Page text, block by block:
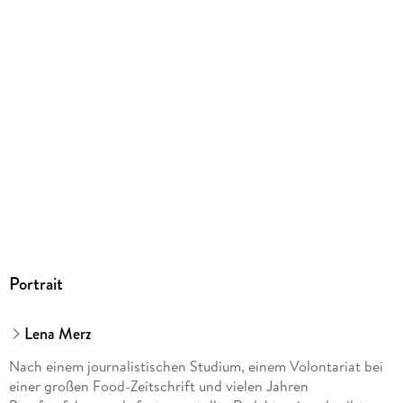
Portrait
Lena Merz
Nach einem journalistischen Studium, einem Volontariat bei
einer großen Food-Zeitschrift und vielen Jahren